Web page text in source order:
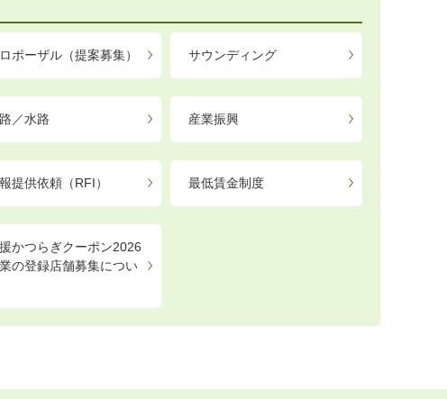
ポーザル（提案募集） サウンディング
／水路 産業振興
提供依頼（RFI） 最低賃金制度
かつらぎクーポン2026
の登録店舗募集につい